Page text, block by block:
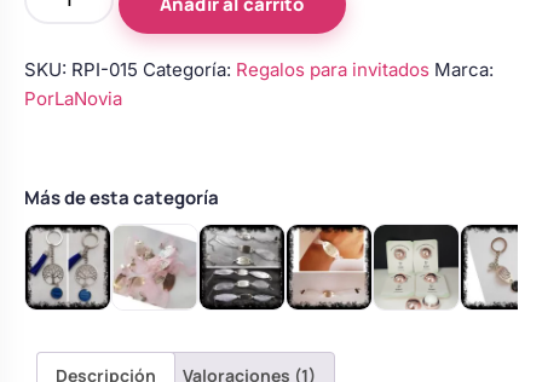
de boda
damas de honor
Ver todo
Ver todo
|
Detalles
|
Pulseras
para
invitadas
cantidad
SKU: RPI-015 Categoría: Regalos para invitados Marca:
PorLaNovia
Más de esta categoría
Descripción Valoraciones (1)